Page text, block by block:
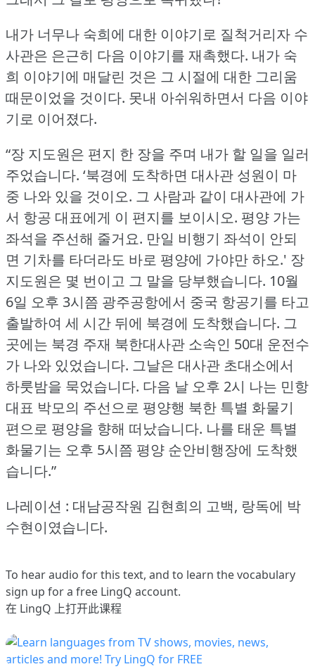
내가 너무나 숙희에 대한 이야기로 질척거리자 수
사관은 은근히 다음 이야기를 재촉했다. 내가 숙
희 이야기에 매달린 것은 그 시절에 대한 그리움
때문이었을 것이다. 못내 아쉬워하면서 다음 이야
기로 이어졌다.
“장 지도원은 편지 한 장을 주며 내가 할 일을 일러
주었습니다. ‘북경에 도착하면 대사관 성원이 마
중 나와 있을 것이오. 그 사람과 같이 대사관에 가
서 항공 대표에게 이 편지를 보이시오. 평양 가는
좌석을 주선해 줄거요. 만일 비행기 좌석이 안되
면 기차를 타더라도 바로 평양에 가야만 하오.' 장
지도원은 몇 번이고 그 말을 당부했습니다. 10월
6일 오후 3시쯤 광주공항에서 중국 항공기를 타고
출발하여 세 시간 뒤에 북경에 도착했습니다. 그
곳에는 북경 주재 북한대사관 소속인 50대 운전수
가 나와 있었습니다. 그날은 대사관 초대소에서
하룻밤을 묵었습니다. 다음 날 오후 2시 나는 민항
대표 박모의 주선으로 평양행 북한 특별 화물기
편으로 평양을 향해 떠났습니다. 나를 태운 특별
화물기는 오후 5시쯤 평양 순안비행장에 도착했
습니다.”
나레이션 : 대남공작원 김현희의 고백, 랑독에 박
수현이였습니다.
To hear audio for this text, and to learn the vocabulary
sign up for a free LingQ account.
在 LingQ 上打开此课程